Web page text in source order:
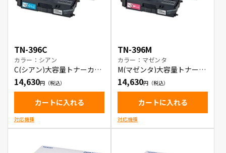
TN-396C
カラー：シアン
C(シアン)大容量トナーカー
トリッジ
14,630
カートに入れる
対応機種
TN-396M
カラー：マゼンタ
M(マゼンタ)大容量トナーカ
ートリッジ
14,630
カートに入れる
対応機種